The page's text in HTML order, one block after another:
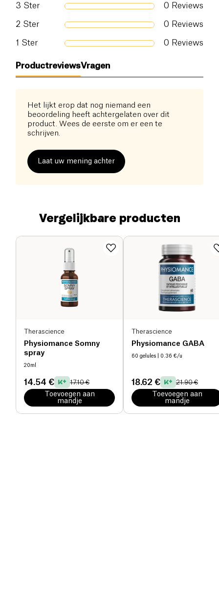
3 Ster 0 Reviews
2 Ster 0 Reviews
1 Ster 0 Reviews
ProductreviewsVragen
Het lijkt erop dat nog niemand een
beoordeling heeft achtergelaten over dit
product. Wees de eerste om er een te
schrijven.
Laat uw mening achter
Vergelijkbare producten
Therascience
Physiomance Somny
spray
20ml
14.54 € 17.10 €
Toevoegen aan
mandje
Therascience
Physiomance GABA
60 gelules | 0.36 €/u
18.62 € 21.90 €
Toevoegen aan
mandje